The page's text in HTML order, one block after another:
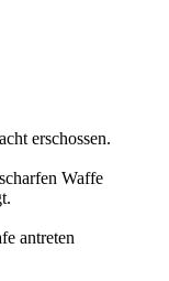
erschossen.
Waffe
antreten